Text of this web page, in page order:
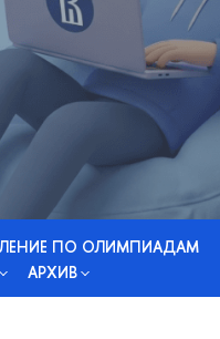
ПО ОЛИМПИАДАМ
АРХИВ